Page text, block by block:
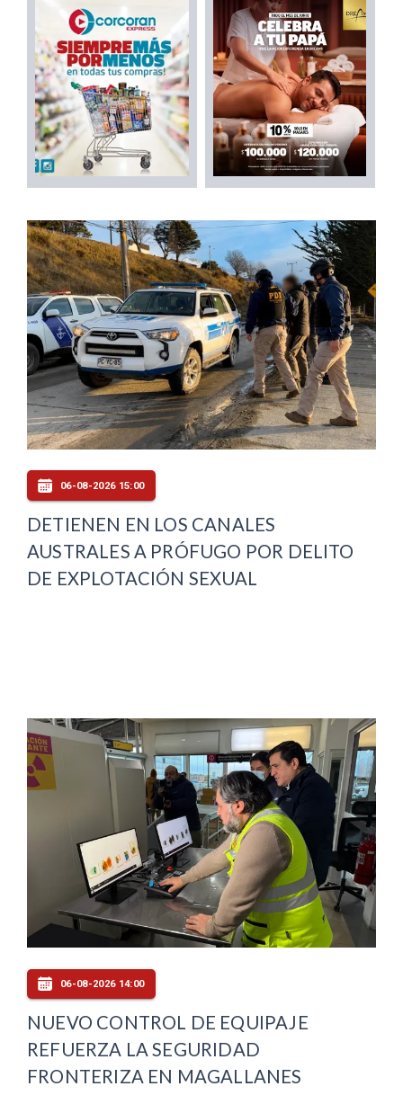
06-08-2026 15:00
DETIENEN EN LOS CANALES
AUSTRALES A PRÓFUGO POR DELITO
DE EXPLOTACIÓN SEXUAL
06-08-2026 14:00
NUEVO CONTROL DE EQUIPAJE
REFUERZA LA SEGURIDAD
FRONTERIZA EN MAGALLANES